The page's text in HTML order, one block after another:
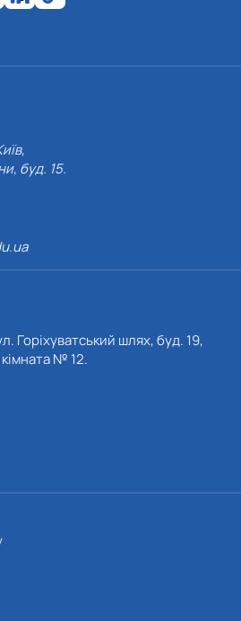
буд. 15.
Горіхуватський шлях, буд. 19,
№ 12.